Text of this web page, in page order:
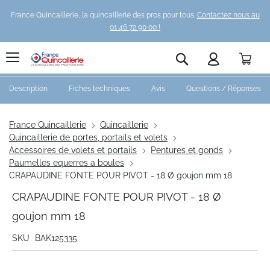
France Quincaillerie, la quincaillerie des pros pour tous. Contactez nous au
01 46 72 90 00 !
Rechercher
France Quincaillerie
Quincaillerie
Quincaillerie de portes, portails et volets
Accessoires de volets et portails
Pentures et gonds
Paumelles equerres a boules
CRAPAUDINE FONTE POUR PIVOT - 18 Ø goujon mm 18
CRAPAUDINE FONTE POUR PIVOT - 18 Ø
goujon mm 18
SKU
BAK125335
Description Fiches techniques Avis Questions / Réponses